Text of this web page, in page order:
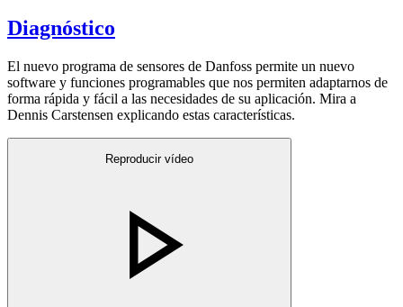
Diagnóstico
El nuevo programa de sensores de Danfoss permite un nuevo
software y funciones programables que nos permiten adaptarnos de
forma rápida y fácil a las necesidades de su aplicación. Mira a
Dennis Carstensen explicando estas características.
Reproducir vídeo